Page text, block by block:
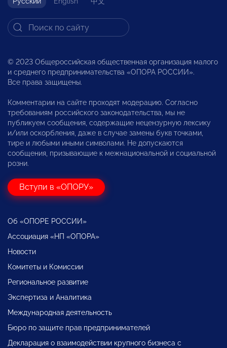
© 2023 Общероссийская общественная организация малого
и среднего предпринимательства «ОПОРА РОССИИ».
Все права защищены.
Комментарии на сайте проходят модерацию. Согласно
требованиям российского законодательства, мы не
публикуем сообщения, содержащие нецензурную лексику
и/или оскорбления, даже в случае замены букв точками,
тире и любыми иными символами. Не допускаются
сообщения, призывающие к межнациональной и социальной
розни.
Вступи в «ОПОРУ»
Об «ОПОРЕ РОССИИ»
Ассоциация «НП «ОПОРА»
Новости
Комитеты и Комиссии
Региональное развитие
Экспертиза и Аналитика
Международная деятельность
Бюро по защите прав предпринимателей
Декларация о взаимодействии крупного бизнеса с